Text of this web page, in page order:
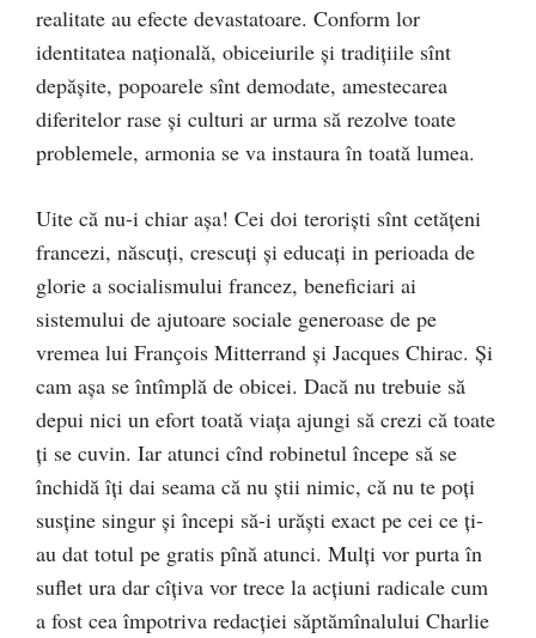
realitate au efecte devastatoare. Conform lor
identitatea națională, obiceiurile și tradițiile sînt
depășite, popoarele sînt demodate, amestecarea
diferitelor rase și culturi ar urma să rezolve toate
problemele, armonia se va instaura în toată lumea.
Uite că nu-i chiar așa! Cei doi teroriști sînt cetățeni
francezi, născuți, crescuți și educați in perioada de
glorie a socialismului francez, beneficiari ai
sistemului de ajutoare sociale generoase de pe
vremea lui François Mitterrand și Jacques Chirac. Și
cam așa se întîmplă de obicei. Dacă nu trebuie să
depui nici un efort toată viața ajungi să crezi că toate
ți se cuvin. Iar atunci cînd robinetul începe să se
închidă îți dai seama că nu știi nimic, că nu te poți
susține singur și începi să-i urăști exact pe cei ce ți-
au dat totul pe gratis pînă atunci. Mulți vor purta în
suflet ura dar cîțiva vor trece la acțiuni radicale cum
a fost cea împotriva redacției săptămînalului Charlie